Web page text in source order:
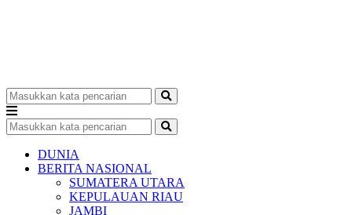
DUNIA
BERITA NASIONAL
SUMATERA UTARA
KEPULAUAN RIAU
JAMBI